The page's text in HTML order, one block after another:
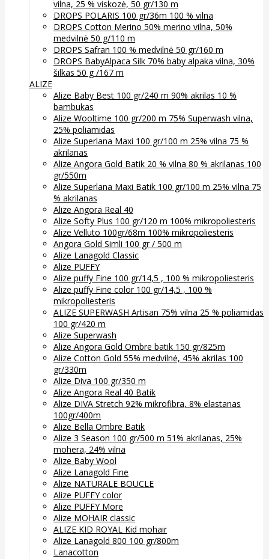
vilna, 25 % viskozė, 50 gr/130 m
DROPS POLARIS 100 gr/36m 100 % vilna
DROPS Cotton Merino 50% merino vilna, 50%
medvilnė 50 g/110 m
DROPS Safran 100 % medvilnė 50 gr/160 m
DROPS BabyAlpaca Silk 70% baby alpaka vilna, 30%
šilkas 50 g /167 m
ALIZE
Alize Baby Best 100 gr/240 m 90% akrilas 10 %
bambukas
Alize Wooltime 100 gr/200 m 75% Superwash vilna,
25% poliamidas
Alize Superlana Maxi 100 gr/100 m 25% vilna 75 %
akrilanas
Alize Angora Gold Batik 20 % vilna 80 % akrilanas 100
gr/550m
Alize Superlana Maxi Batik 100 gr/100 m 25% vilna 75
% akrilanas
Alize Angora Real 40
Alize Softy Plus 100 gr/120 m 100% mikropoliesteris
Alize Velluto 100gr/68m 100% mikropoliesteris
Angora Gold Simli 100 gr / 500 m
Alize Lanagold Classic
Alize PUFFY
Alize puffy Fine 100 gr/14,5 , 100 % mikropoliesteris
Alize puffy Fine color 100 gr/14,5 , 100 %
mikropoliesteris
ALIZE SUPERWASH Artisan 75% vilna 25 % poliamidas
100 gr/420 m
Alize Superwash
Alize Angora Gold Ombre batik 150 gr/825m
Alize Cotton Gold 55% medvilnė, 45% akrilas 100
gr/330m
Alize Diva 100 gr/350 m
Alize Angora Real 40 Batik
Alize DIVA Stretch 92% mikrofibra, 8% elastanas
100gr/400m
Alize Bella Ombre Batik
Alize 3 Season 100 gr/500 m 51% akrilanas, 25%
mohera, 24% vilna
Alize Baby Wool
Alize Lanagold Fine
Alize NATURALE BOUCLE
Alize PUFFY color
Alize PUFFY More
Alize MOHAIR classic
ALIZE KID ROYAL Kid mohair
Alize Lanagold 800 100 gr/800m
Lanacotton